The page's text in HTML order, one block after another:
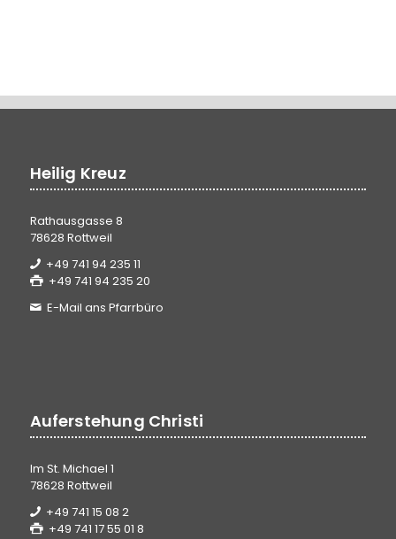
Heilig Kreuz
Rathausgasse 8
78628 Rottweil
+49 741 94 235 11
+49 741 94 235 20
E-Mail ans Pfarrbüro
Auferstehung Christi
Im St. Michael 1
78628 Rottweil
+49 741 15 08 2
+49 741 17 55 01 8